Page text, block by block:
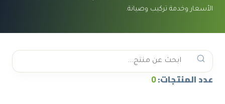
الأسعار وخدمة تركيب وصيانة.
عدد المنتجات:0